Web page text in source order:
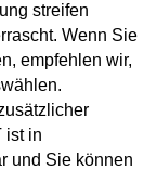
streifen
Wenn Sie
empfehlen wir,
ist in
und Sie können